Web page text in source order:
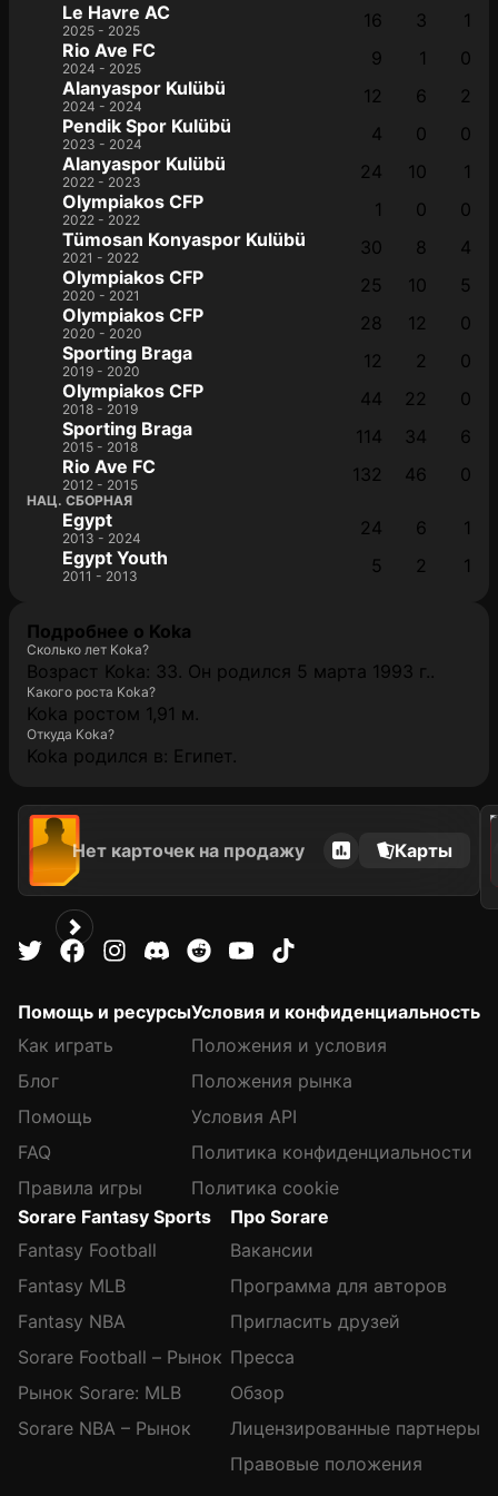
Le Havre AC
2025 - 2025 16 3
1
Rio Ave FC
2024 - 2025 9 1
0
Alanyaspor Kulübü
2024 - 2024 12 6
2
Pendik Spor Kulübü
2023 - 2024 4 0
0
Alanyaspor Kulübü
2022 - 2023 24 10
1
Olympiakos CFP
2022 - 2022 1 0
0
Tümosan Konyaspor Kulübü
2021 - 2022 30 8
4
Olympiakos CFP
2020 - 2021 25 10
5
Olympiakos CFP
2020 - 2020 28 12
0
Sporting Braga
2019 - 2020 12 2
0
Olympiakos CFP
2018 - 2019 44 22
0
Sporting Braga
2015 - 2018 114 34
6
Rio Ave FC
2012 - 2015 132 46 0
НАЦ. СБОРНАЯ
Egypt
2013 - 2024 24 6
1
Egypt Youth
2011 - 2013 5 2 1
Подробнее о Koka
Сколько лет Koka?
Возраст Koka: 33. Он родился 5 марта 1993 г..
Какого роста Koka?
Koka ростом 1,91 м.
Откуда Koka?
Koka родился в: Египет.
Нет карточек на продажу Карты
2021
Помощь и ресурсы
Как играть
Блог
Помощь
FAQ
Правила игры
Условия и конфиденциальность
Положения и условия
Положения рынка
Условия API
Политика конфиденциальности
Политика cookie
Sorare Fantasy Sports
Fantasy Football
Fantasy MLB
Fantasy NBA
Sorare Football – Рынок
Рынок Sorare: MLB
Sorare NBA – Рынок
Про Sorare
Вакансии
Программа для авторов
Пригласить друзей
Пресса
Обзор
Лицензированные партнеры
Правовые положения